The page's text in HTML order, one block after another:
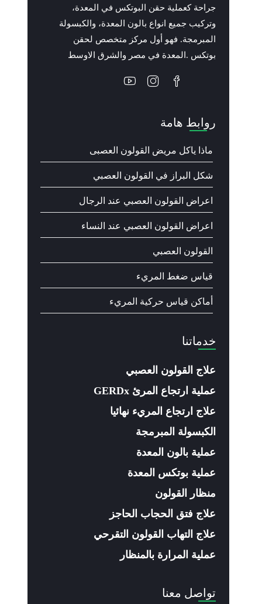
جراحة كعملية حقن البوتكس في المعدة،
وتركيب جميع انواع بالون المعدة، والكبسولة
المبرمجة. فهو أول مركز متخصص لحقن
بوتكس .المعدة في مصر والشرق الاوسط
روابط هامة
ماذا ياكل مريض القولون العصبى
شكل البراز في القولون العصبي
اعراض القولون العصبي عند الرجال
اعراض القولون العصبي عند النساء
القولون العصبي
قياس ضغط المريء
أماكن قياس حركية المريء
خدماتنا
علاج القولون العصبي
عملية ارتجاع المرئ GERDx
علاج ارتجاع المريء نهائيا
الكبسولة المبرمجة
عملية بالون المعدة
عملية بوتكس المعدة
منظار القولون
علاج فتق الحجاب الحاجز
علاج التهاب القولون التقرحي
عملية المرارة بالمنظار
تواصل معنا